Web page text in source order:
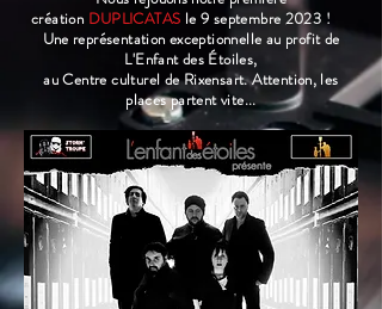
création DUPLICATAS le 9 septembre 2023 !
Une représentation exceptionnelle au profit de
L'Enfant des Étoiles,
au Centre culturel de Rixensart. Attention, les
places partent vite...